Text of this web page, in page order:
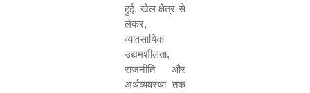
हुई. खेल क्षेत्र से
लेकर,
व्यावसायिक
उद्यमशीलता,
राजनीति और
अर्थव्यवस्था तक